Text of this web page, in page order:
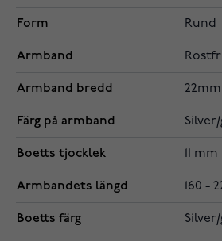
Form Rund
Armband
Armband bredd 22mm
Färg på armband Silver/
Boetts tjocklek 11 mm
Armbandets längd 160 -
Boetts färg Silver/